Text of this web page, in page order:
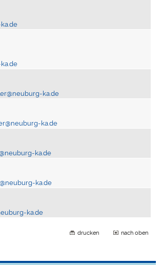
ka.de
ka.de
ka.de
ka.de
ka.de
drucken nach oben